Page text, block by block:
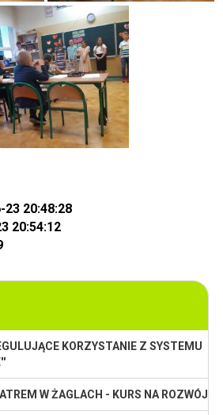
23 20:48:28
20:54:12
KORZYSTANIE Z SYSTEMU
W ŻAGLACH - KURS NA ROZWÓJ